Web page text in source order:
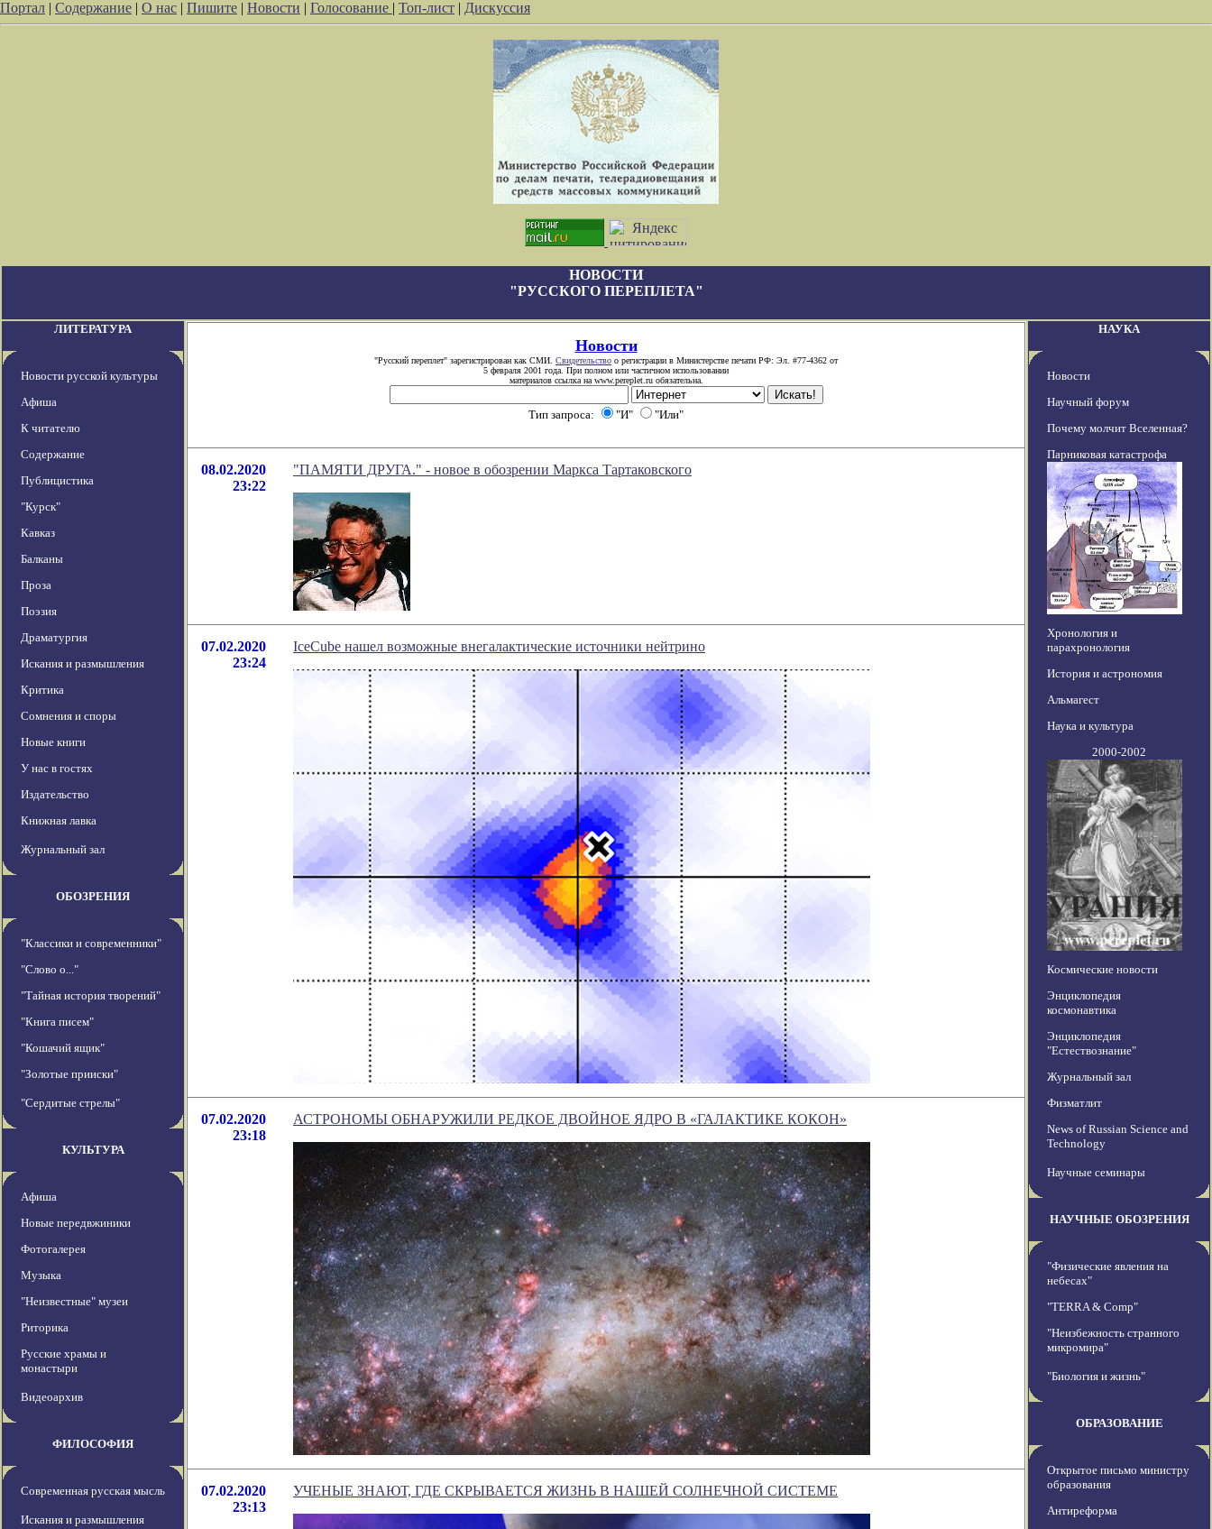
Портал | Содержание | О нас | Пишите | Новости | Голосование | Топ-лист | Дискуссия
НОВОСТИ
"РУССКОГО ПЕРЕПЛЕТА"
ЛИТЕРАТУРА
Новости русской культуры
Афиша
К читателю
Содержание
Публицистика
"Курск"
Кавказ
Балканы
Проза
Поэзия
Драматургия
Искания и размышления
Критика
Сомнения и споры
Новые книги
У нас в гостях
Издательство
Книжная лавка
Журнальный зал
ОБОЗРЕНИЯ
"Классики и современники"
"Слово о..."
"Тайная история творений"
"Книга писем"
"Кошачий ящик"
"Золотые прииски"
"Сердитые стрелы"
КУЛЬТУРА
Афиша
Новые передвжиники
Фотогалерея
Музыка
"Неизвестные" музеи
Риторика
Русские храмы и
монастыри
Видеоархив
ФИЛОСОФИЯ
Современная русская мысль
Искания и размышления
Новости
"Русский переплет" зарегистрирован как СМИ. Свидетельство о регистрации в Министерстве печати РФ: Эл. #77-4362 от
5 февраля 2001 года. При полном или частичном использовании
материалов ссылка на www.pereplet.ru обязательна.
Тип запроса: "И" "Или"
08.02.2020
23:22
"ПАМЯТИ ДРУГА." - новое в обозрении Маркса Тартаковского
07.02.2020
23:24
IceCube нашел возможные внегалактические источники нейтрино
07.02.2020
23:18
АСТРОНОМЫ ОБНАРУЖИЛИ РЕДКОЕ ДВОЙНОЕ ЯДРО В «ГАЛАКТИКЕ КОКОН»
07.02.2020
23:13
УЧЕНЫЕ ЗНАЮТ, ГДЕ СКРЫВАЕТСЯ ЖИЗНЬ В НАШЕЙ СОЛНЕЧНОЙ СИСТЕМЕ
НАУКА
Новости
Научный форум
Почему молчит Вселенная?
Парниковая катастрофа
Хронология и
парахронология
История и астрономия
Альмагест
Наука и культура
2000-2002
Космические новости
Энциклопедия
космонавтика
Энциклопедия
"Естествознание"
Журнальный зал
Физматлит
News of Russian Science and
Technology
Научные семинары
НАУЧНЫЕ ОБОЗРЕНИЯ
"Физические явления на
небесах"
"TERRA & Comp"
"Неизбежность странного
микромира"
"Биология и жизнь"
ОБРАЗОВАНИЕ
Открытое письмо министру
образования
Антиреформа